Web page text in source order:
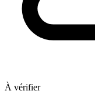
À vérifier